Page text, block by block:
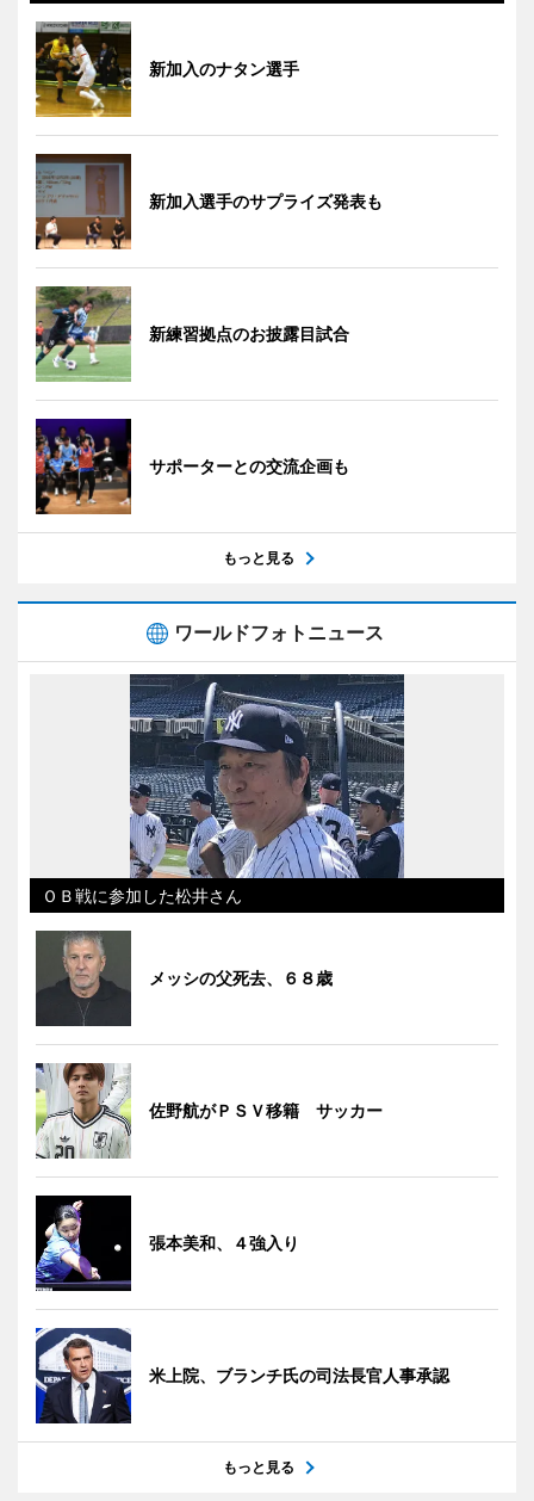
新加入のナタン選手
新加入選手のサプライズ発表も
新練習拠点のお披露目試合
サポーターとの交流企画も
もっと見る
ワールドフォトニュース
ＯＢ戦に参加した松井さん
メッシの父死去、６８歳
佐野航がＰＳＶ移籍 サッカー
張本美和、４強入り
米上院、ブランチ氏の司法長官人事承認
もっと見る